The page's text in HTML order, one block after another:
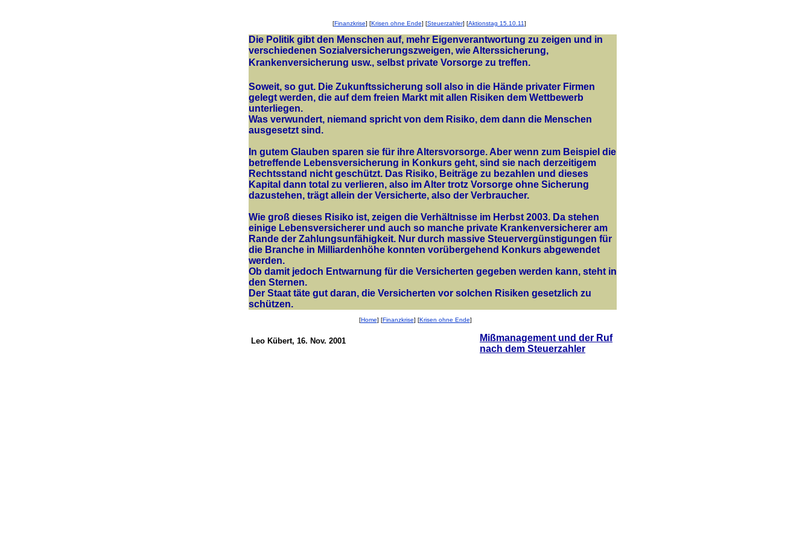
[Finanzkrise] [Krisen ohne Ende] [Steuerzahler] [Aktionstag 15.10.11]
Die Politik gibt den Menschen auf, mehr Eigenverantwortung zu zeigen und in
verschiedenen Sozialversicherungszweigen, wie Alterssicherung,
Krankenversicherung usw., selbst private Vorsorge zu treffen.
Soweit, so gut. Die Zukunftssicherung soll also in die Hände privater Firmen
gelegt werden, die auf dem freien Markt mit allen Risiken dem Wettbewerb
unterliegen.
Was verwundert, niemand spricht von dem Risiko, dem dann die Menschen
ausgesetzt sind.
In gutem Glauben sparen sie für ihre Altersvorsorge. Aber wenn zum Beispiel die
betreffende Lebensversicherung in Konkurs geht, sind sie nach derzeitigem
Rechtsstand nicht geschützt. Das Risiko, Beiträge zu bezahlen und dieses
Kapital dann total zu verlieren, also im Alter trotz Vorsorge ohne Sicherung
dazustehen, trägt allein der Versicherte, also der Verbraucher.
Wie groß dieses Risiko ist, zeigen die Verhältnisse im Herbst 2003. Da stehen
einige Lebensversicherer und auch so manche private Krankenversicherer am
Rande der Zahlungsunfähigkeit. Nur durch massive Steuervergünstigungen für
die Branche in Milliardenhöhe konnten vorübergehend Konkurs abgewendet
werden.
Ob damit jedoch Entwarnung für die Versicherten gegeben werden kann, steht in
den Sternen.
Der Staat täte gut daran, die Versicherten vor solchen Risiken gesetzlich zu
schützen.
[Home] [Finanzkrise] [Krisen ohne Ende]
Leo Kübert, 16. Nov. 2001
Mißmanagement und der Ruf
nach dem Steuerzahler